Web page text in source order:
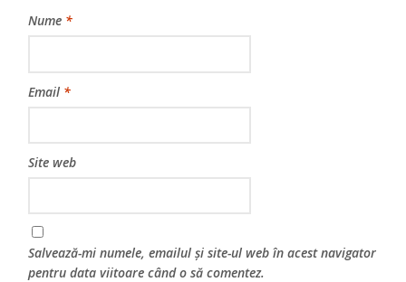
Nume *
Email *
Site web
Salvează-mi numele, emailul și site-ul web în acest navigator
pentru data viitoare când o să comentez.